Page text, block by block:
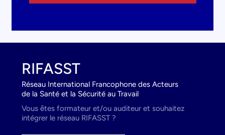
RIFASST
Réseau International Francophone des Acteurs
de la Santé et la Sécurité au Travail
Vous êtes formateur et/ou auditeur et souhaitez
intégrer le réseau RIFASST ?